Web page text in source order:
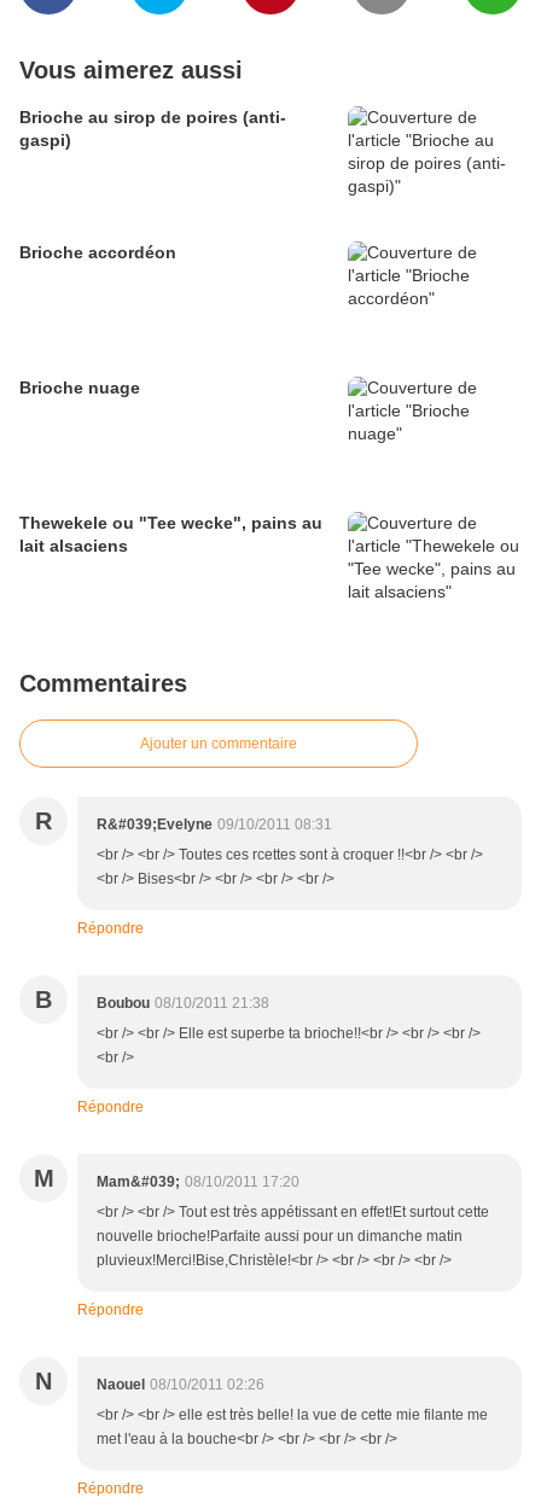
Vous aimerez aussi
Brioche au sirop de poires (anti-
gaspi)
Brioche accordéon
Brioche nuage
Thewekele ou "Tee wecke", pains au
lait alsaciens
Commentaires
Ajouter un commentaire
R R&#039;Evelyne 09/10/2011 08:31
<br /> <br /> Toutes ces rcettes sont à croquer !!<br /> <br />
<br /> Bises<br /> <br /> <br /> <br />
Répondre
B Boubou 08/10/2011 21:38
<br /> <br /> Elle est superbe ta brioche!!<br /> <br /> <br />
<br />
Répondre
M Mam&#039; 08/10/2011 17:20
<br /> <br /> Tout est très appétissant en effet!Et surtout cette
nouvelle brioche!Parfaite aussi pour un dimanche matin
pluvieux!Merci!Bise,Christèle!<br /> <br /> <br /> <br />
Répondre
N Naouel 08/10/2011 02:26
<br /> <br /> elle est très belle! la vue de cette mie filante me
met l'eau à la bouche<br /> <br /> <br /> <br />
Répondre